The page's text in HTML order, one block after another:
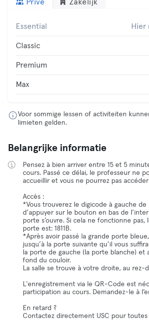
Privé Zakelijk
Essential Hier
Classic
Premium
Max
Voor sommige lessen of activiteiten
limieten gelden.
Belangrijke informatie
Pensez à bien arriver entre 15 et 5
cours. Passé ce délai, le professeur ne
accueillir et vous ne pourrez pas accéder
Accès :
*Vous trouverez le digicode à gauche
d’appuyer sur le bouton en bas de
porte s’ouvre. Si cela ne fonctionne
porte est: 1811B.
*Après avoir passé la grande porte
jusqu’à la porte suivante qu’il vous
la porte de gauche (la porte blanche) et
fond du couloir.
La salle se trouve à votre droite, au rez-
L'enregistrement via le QR-Code est
participation au cours. Demandez-le à
En retard ?
Contactez directement USC pour toutes